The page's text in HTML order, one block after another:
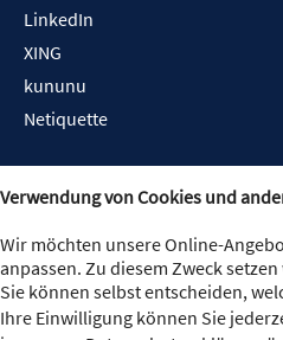
LinkedIn
XING
kununu
Netiquette
Verwendung von Cookies und
Wir möchten unsere Online-
anpassen. Zu diesem Zweck
Sie können selbst entscheiden,
Ihre Einwilligung können Sie